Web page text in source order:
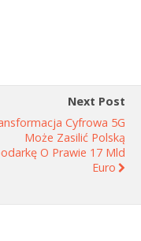
Next Post
Cyfrowa 5G
Może Zasilić Polską
O Prawie 17 Mld
Euro